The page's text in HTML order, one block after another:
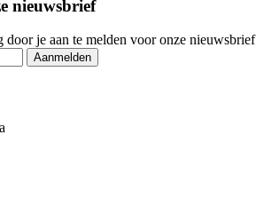
nieuwsbrief
je aan te melden voor onze nieuwsbrief
Aanmelden